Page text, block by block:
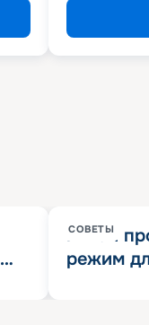
СОВЕТЫ
Китай
режим